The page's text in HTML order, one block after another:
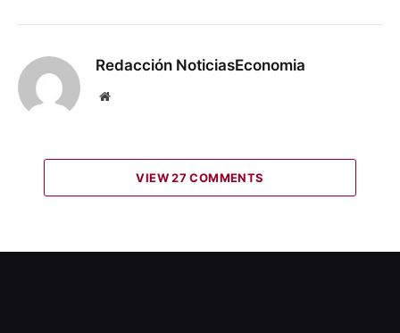
Redacción NoticiasEconomia
Website
VIEW 27 COMMENTS